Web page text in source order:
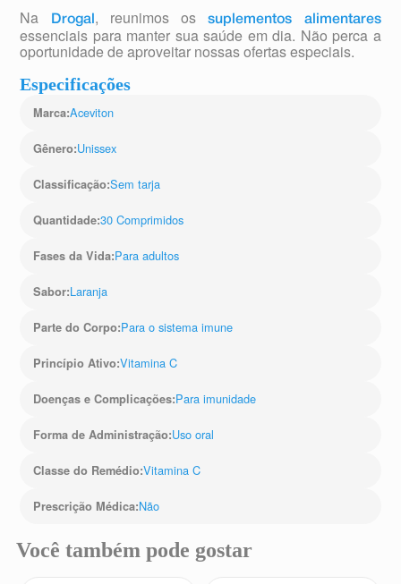
Na
Drogal , reunimos ossuplementos alimentares
essenciais para manter sua saúde em dia. Não perca a
oportunidade de aproveitar nossas ofertas especiais.
Especificações
Marca:Aceviton
Gênero:Unissex
Classificação:Sem tarja
Quantidade:30 Comprimidos
Fases da Vida:Para adultos
Sabor:Laranja
Parte do Corpo:Para o sistema imune
Princípio Ativo:Vitamina C
Doenças e Complicações:Para imunidade
Forma de Administração:Uso oral
Classe do Remédio:Vitamina C
Prescrição Médica:Não
Você também pode gostar